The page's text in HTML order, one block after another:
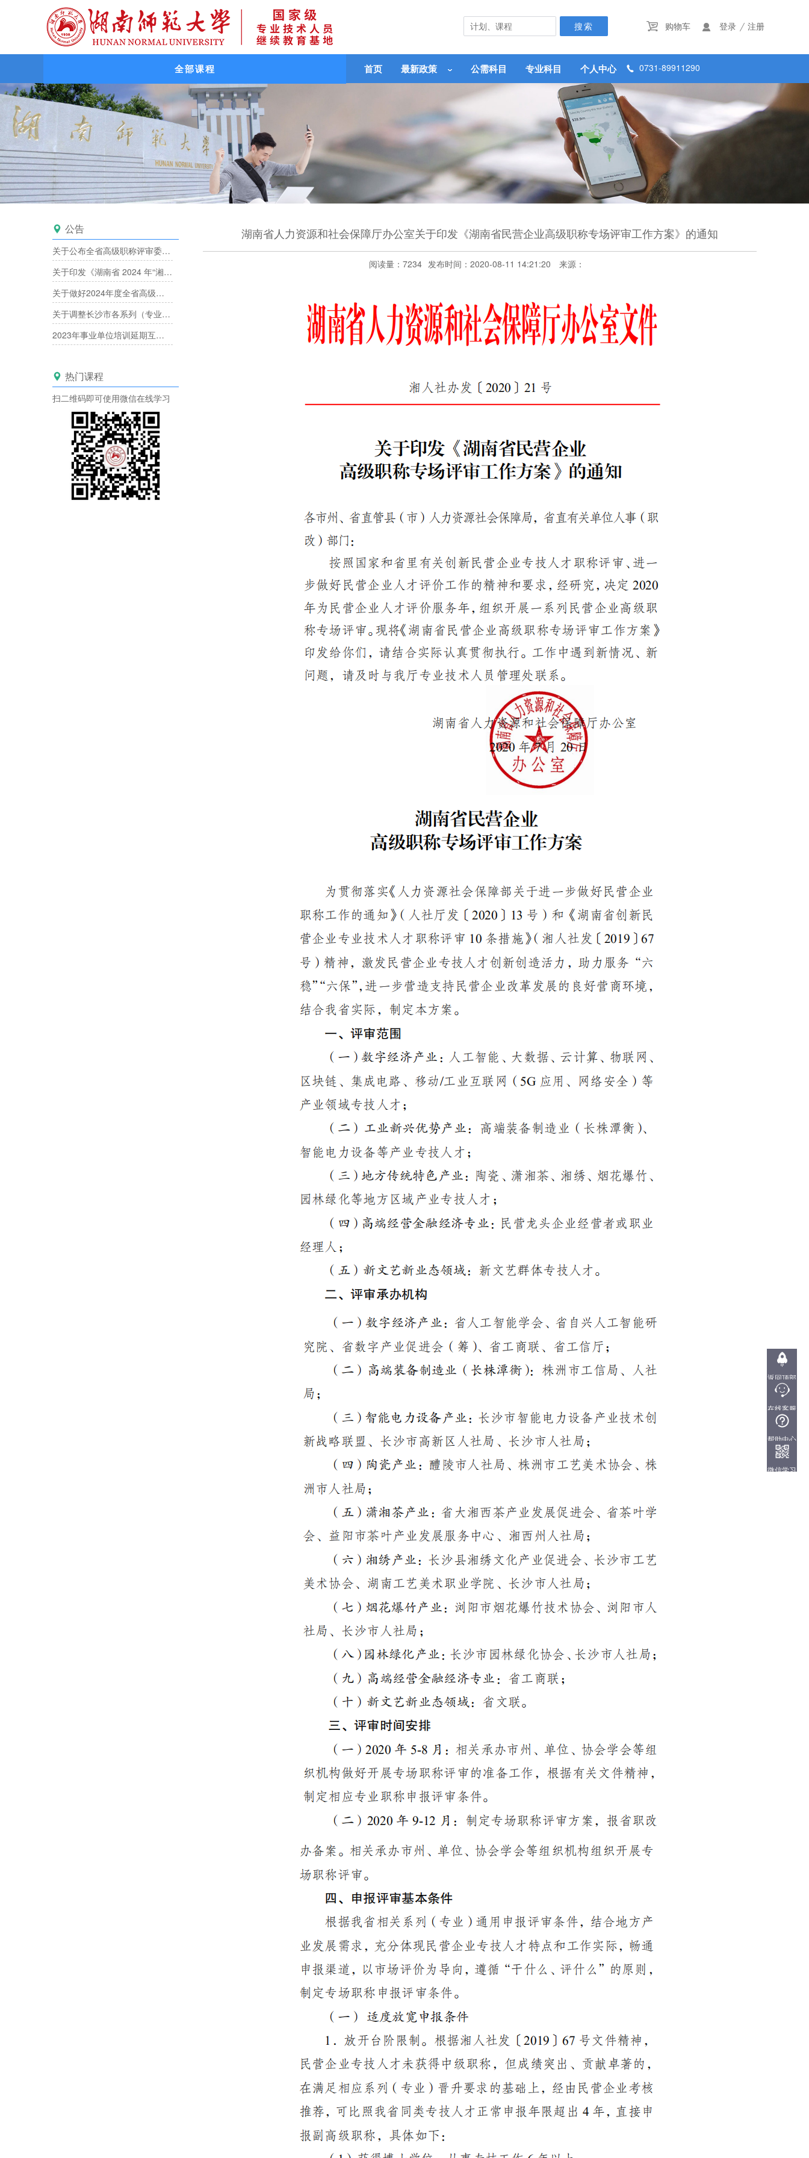
返回顶部
在线客服
QQ:
3101449455
帮助中心
微信学习
 购物车  登录 / 注册
全部课程 首页 最新政策 公需科目 专业科目 个人中心  0731-89911290
 公告
关于公布全省高级职称评审委员会备案目录的通知
关于印发《湖南省 2024 年“湘产专场”产业人才职称评审工作方案》的通知
关于做好2024年度全省高级职称评审工作的通知
关于调整长沙市各系列（专业）中高级专业技术职称评委库的通知
2023年事业单位培训延期互认已经开启！
 热门课程
扫二维码即可使用微信在线学习
湖南省人力资源和社会保障厅办公室关于印发《湖南省民营企业高级职称专场评审工作方案》的通知
阅读量：7234 发布时间：2020-08-11 14:21:20 来源：